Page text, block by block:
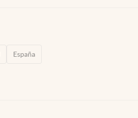
España